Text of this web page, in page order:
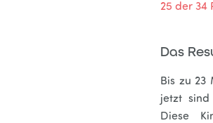
25 der 34
Das
Bis zu
jetzt sind
Diese